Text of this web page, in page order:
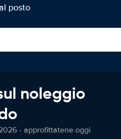
posto
noleggio
- approfittatene oggi